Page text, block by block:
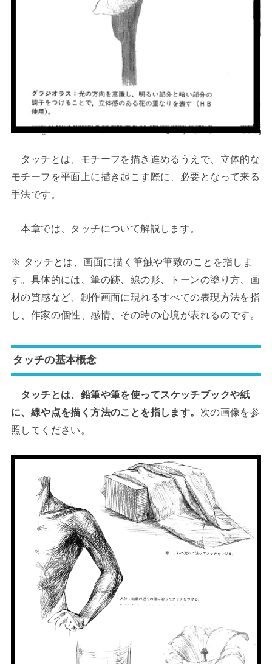
タッチとは、モチーフを描き進めるうえで、立体的な
モチーフを平面上に描き起こす際に、必要となって来る
手法です。
本章では、タッチについて解説します。
※ タッチとは、画面に描く筆触や筆致のことを指しま
す。具体的には、筆の跡、線の形、トーンの塗り方、画
材の質感など、制作画面に現れるすべての表現方法を指
し、作家の個性、感情、その時の心境が表れるのです。
タッチの基本概念
タッチとは、鉛筆や筆を使ってスケッチブックや紙
に、線や点を描く方法のことを指します。 次の画像を参
照してください。